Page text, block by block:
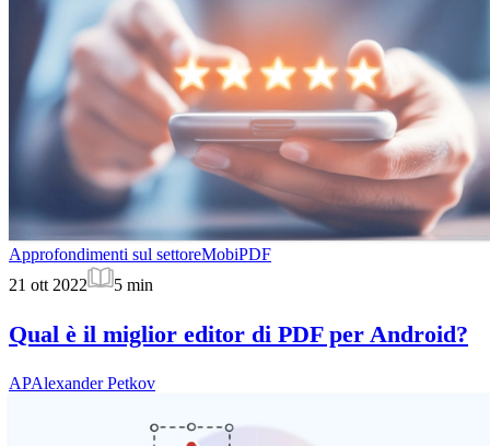
Approfondimenti sul settoreMobiPDF
21 ott 2022
5 min
Qual è il miglior editor di PDF per Android?
APAlexander Petkov